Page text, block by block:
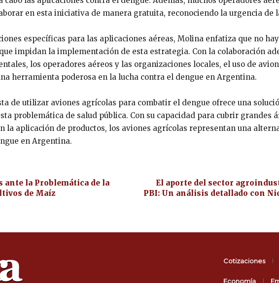
en esta iniciativa de manera gratuita, reconociendo la urgencia de
específicas para las aplicaciones aéreas, Molina enfatiza que no
impidan la implementación de esta estrategia. Con la colaboración
los operadores aéreos y las organizaciones locales, el uso de
herramienta poderosa en la lucha contra el dengue en Argentina.
de utilizar aviones agrícolas para combatir el dengue ofrece una
problemática de salud pública. Con su capacidad para cubrir grandes
la aplicación de productos, los aviones agrícolas representan una
en Argentina.
ante la Problemática de la
de Maíz
El aporte del sector
PBI: Un análisis detallado con
Cotizaciones
Economía